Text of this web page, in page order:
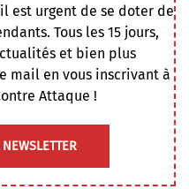
est urgent de se doter de
Tous les 15 jours,
et bien plus
mail en vous inscrivant à
Attaque !